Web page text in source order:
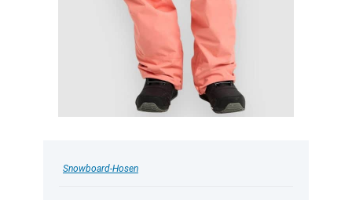
Snowboard-Hosen